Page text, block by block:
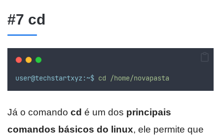
#7 cd
user@techstartxyz:~$ cd /home/novapasta
Já o comando cd é um dos principais
comandos básicos do linux, ele permite que